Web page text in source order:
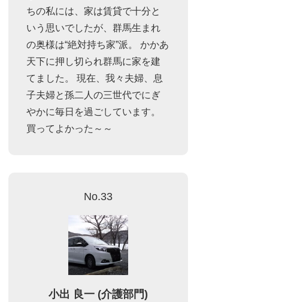
ちの私には、家は賃貸で十分と
いう思いでしたが、群馬生まれ
の奥様は“絶対持ち家”派。 かかあ
天下に押し切られ群馬に家を建
てました。 現在、我々夫婦、息
子夫婦と孫二人の三世代でにぎ
やかに毎日を過ごしています。
買ってよかった～～
No.33
小出 良一 (介護部門)